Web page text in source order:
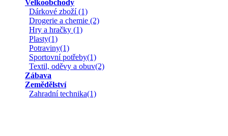
Velkoobchody
Dárkové zboží (1)
Drogerie a chemie (2)
Hry a hračky (1)
Plasty(1)
Potraviny(1)
Sportovní potřeby(1)
Textil, oděvy a obuv(2)
Zábava
Zemědělství
Zahradní technika(1)